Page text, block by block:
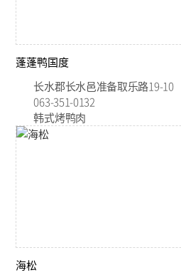
蓬蓬鸭国度
长水郡长水邑准备取乐路19-10
063-351-0132
韩式烤鸭肉
海松